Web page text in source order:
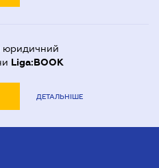
юридичний
Liga:BOOK
ДЕТАЛЬНІШЕ